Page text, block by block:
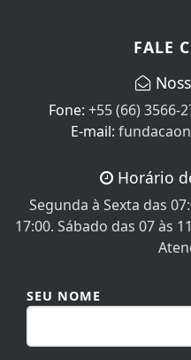
+55 (66) 3566-
E-mail:
Segunda à Sexta das
17:00. Sábado das 07 às